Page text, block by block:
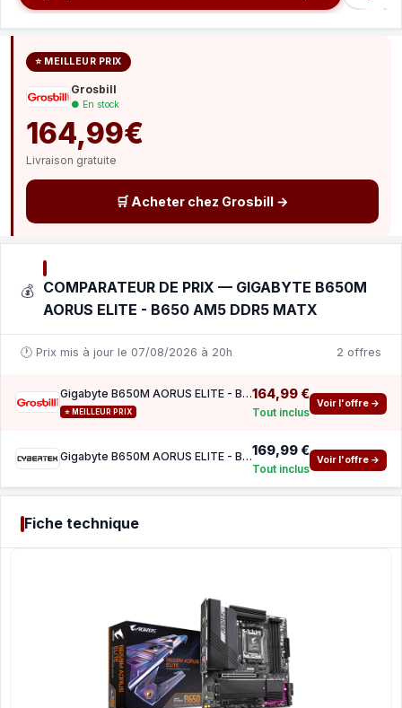
⭐ MEILLEUR PRIX
Grosbill
● En stock
164,99€
Livraison gratuite
🛒 Acheter chez Grosbill →
💰 COMPARATEUR DE PRIX — GIGABYTE B650M
AORUS ELITE - B650 AM5 DDR5 MATX
🕐 Prix mis à jour le 07/08/2026 à 20h 2 offres
Gigabyte B650M AORUS ELITE - B650 AM5 DDR5 mATX
⭐ MEILLEUR PRIX
164,99 €
Tout inclus
Voir l'offre →
Gigabyte B650M AORUS ELITE - B650 AM5 DDR5 mATX169,99 €
Tout inclus
Voir l'offre →
Fiche technique